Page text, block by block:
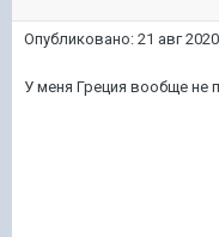
Опубликовано: 21 авг
У меня Греция вообще не